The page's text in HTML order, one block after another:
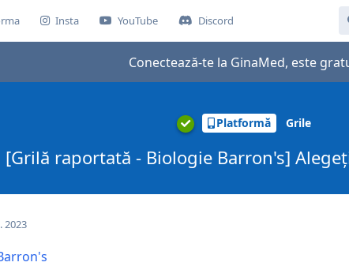
Insta YouTube Discord
Conectează-te la GinaMed, este
Platformă Grile
[Grilă raportată - Biologie Barron's]
2023